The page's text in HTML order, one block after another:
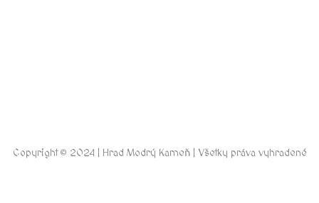
Copyright © 2024 | Hrad Modrý Kameň | Všetky práva vyhradené